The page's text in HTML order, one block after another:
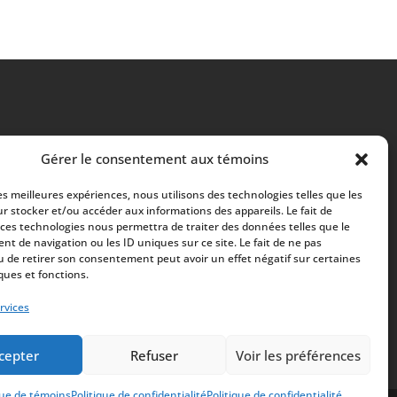
Gérer le consentement aux témoins
meilleures expériences, nous utilisons des technologies telles que les
stocker et/ou accéder aux informations des appareils. Le fait de
technologies nous permettra de traiter des données telles que le
de navigation ou les ID uniques sur ce site. Le fait de ne pas
de retirer son consentement peut avoir un effet négatif sur certaines
et fonctions.
Refuser Voir les préférences